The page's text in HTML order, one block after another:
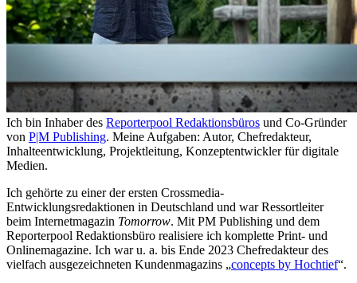
Ich bin Inhaber des Reporterpool Redaktionsbüros und Co-Gründer
von P|M Publishing. Meine Aufgaben: Autor, Chefredakteur,
Inhalteentwicklung, Projektleitung, Konzeptentwickler für digitale
Medien.
Ich gehörte zu einer der ersten Crossmedia-
Entwicklungsredaktionen in Deutschland und war Ressortleiter
beim Internetmagazin Tomorrow. Mit PM Publishing und dem
Reporterpool Redaktionsbüro realisiere ich komplette Print- und
Onlinemagazine. Ich war u. a. bis Ende 2023 Chefredakteur des
vielfach ausgezeichneten Kundenmagazins „concepts by Hochtief“.